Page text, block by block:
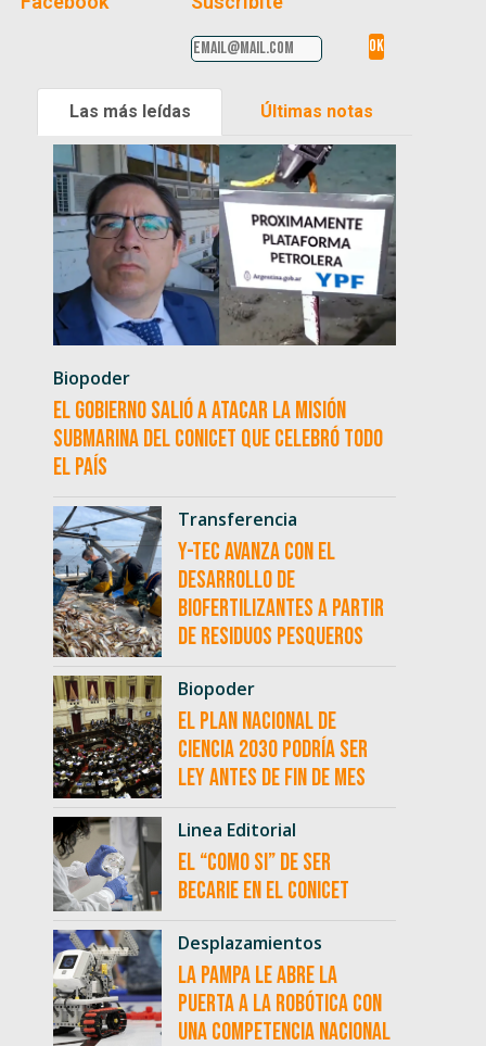
Las más leídas Últimas notas
Biopoder
El Gobierno salió a atacar la misión
submarina del CONICET que celebró todo
el país
Transferencia
Y-TEC avanza con el
desarrollo de
biofertilizantes a partir
de residuos pesqueros
Biopoder
El Plan Nacional de
Ciencia 2030 podría ser
ley antes de fin de mes
Linea Editorial
El “como si” de ser
becarie en el CONICET
Desplazamientos
La Pampa le abre la
puerta a la robótica con
una competencia nacional